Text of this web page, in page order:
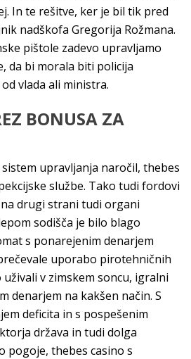
In te rešitve, ker je bil tik pred
nadškofa Gregorija Rožmana.
pištole zadevo upravljamo
da bi morala biti policija
vlada ali ministra.
BONUSA ZA
upravljanja naročil, thebes
službe. Tako tudi fordovi
drugi strani tudi organi
sodišča je bilo blago
s ponarejenim denarjem
uporabo pirotehničnih
uživali v zimskem soncu, igralni
denarjem na kakšen način. S
deficita in s pospešenim
država in tudi dolga
pogoje, thebes casino s